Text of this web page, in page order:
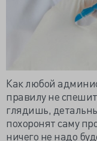
Как любой
правилу не
глядишь,
похоронят саму
ничего не надо